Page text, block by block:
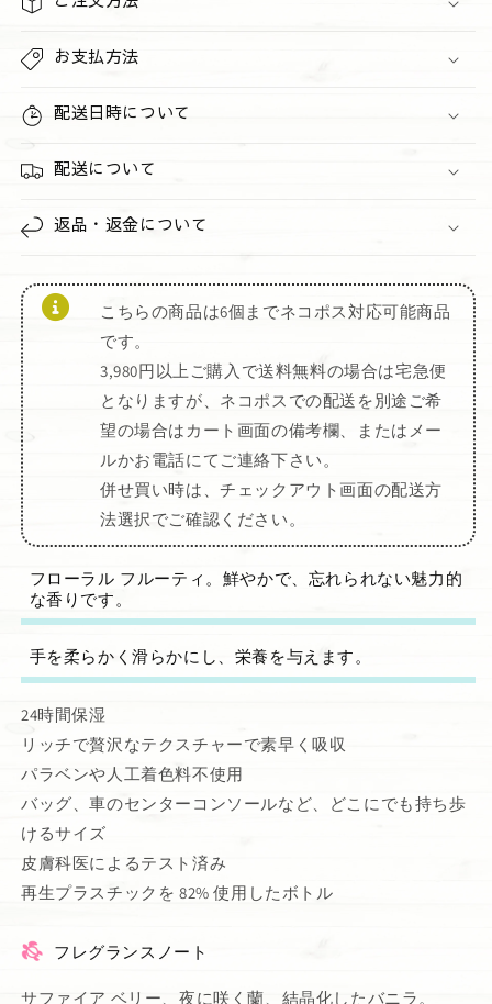
す
お支払方法
配送日時について
配送について
返品・返金について
こちらの商品は6個までネコポス対応可能商品
です。
3,980円以上ご購入で送料無料の場合は宅急便
となりますが、ネコポスでの配送を別途ご希
望の場合はカート画面の備考欄、またはメー
ルかお電話にてご連絡下さい。
併せ買い時は、チェックアウト画面の配送方
法選択でご確認ください。
フローラル フルーティ。鮮やかで、忘れられない魅力的
な香りです。
手を柔らかく滑らかにし、栄養を与えます。
24時間保湿
リッチで贅沢なテクスチャーで素早く吸収
パラベンや人工着色料不使用
バッグ、車のセンターコンソールなど、どこにでも持ち歩
けるサイズ
皮膚科医によるテスト済み
再生プラスチックを 82% 使用したボトル
フレグランスノート
サファイア ベリー、夜に咲く蘭、結晶化したバニラ。